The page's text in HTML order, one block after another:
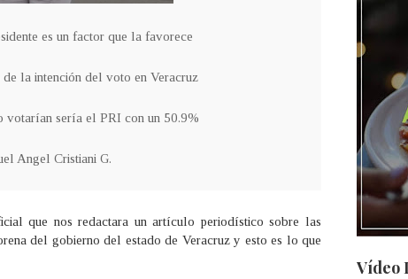
es un factor que la favorece
la intención del voto en Veracruz
votarían sería el PRI con un 50.9%
Angel Cristiani G.
que nos redactara un artículo periodístico sobre las
del gobierno del estado de Veracruz y esto es lo que
Vídeo